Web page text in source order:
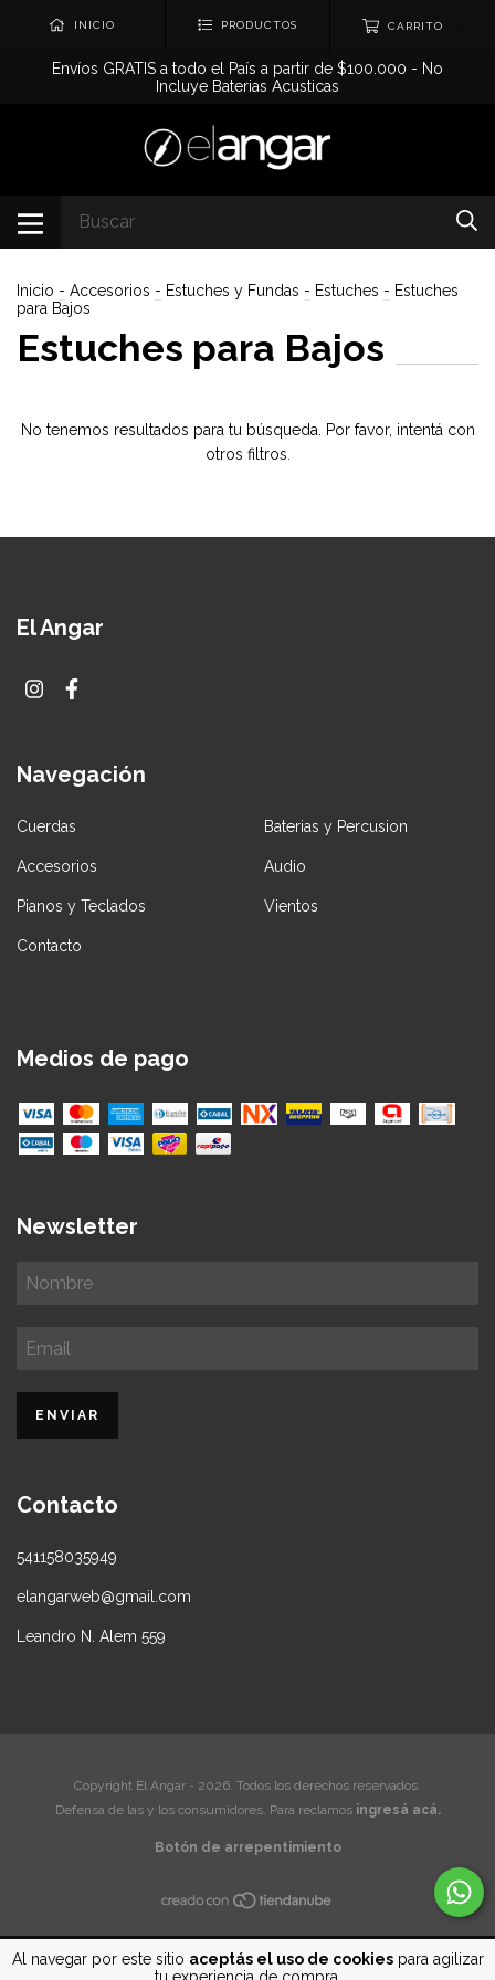
INICIO PRODUCTOS CARRITO
Envíos GRATIS a todo el País a partir de $100.000 - No
Incluye Baterias Acusticas
Al navegar por este sitio aceptás el uso de cookiespara agilizar
Inicio - Accesorios - Estuches y Fundas - Estuches - Estuches
para Bajos
Estuches para Bajos
No tenemos resultados para tu búsqueda. Por favor, intentá con
otros filtros.
El Angar
Navegación
Cuerdas Baterias y Percusion
Accesorios Audio
Pianos y Teclados Vientos
Contacto
Medios de pago
Newsletter
Contacto
541158035949
elangarweb@gmail.com
Leandro N. Alem 559
Copyright El Angar - 2026. Todos los derechos reservados.
Defensa de las y los consumidores. Para reclamos ingresá acá.
Botón de arrepentimiento